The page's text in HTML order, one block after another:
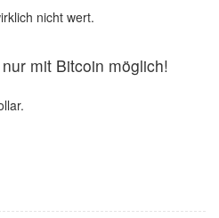
nicht wert.
mit Bitcoin möglich!